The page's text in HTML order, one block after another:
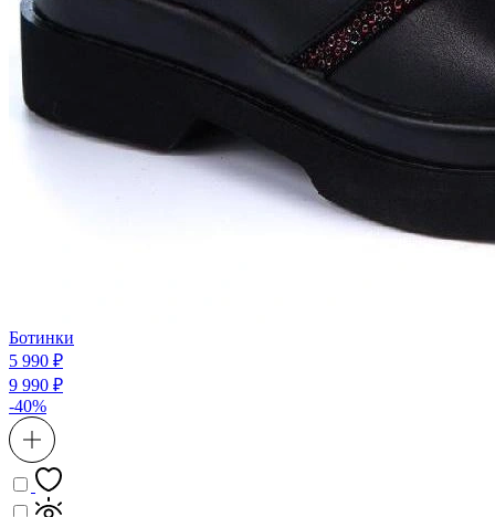
Ботинки
5 990 ₽
9 990 ₽
-40%